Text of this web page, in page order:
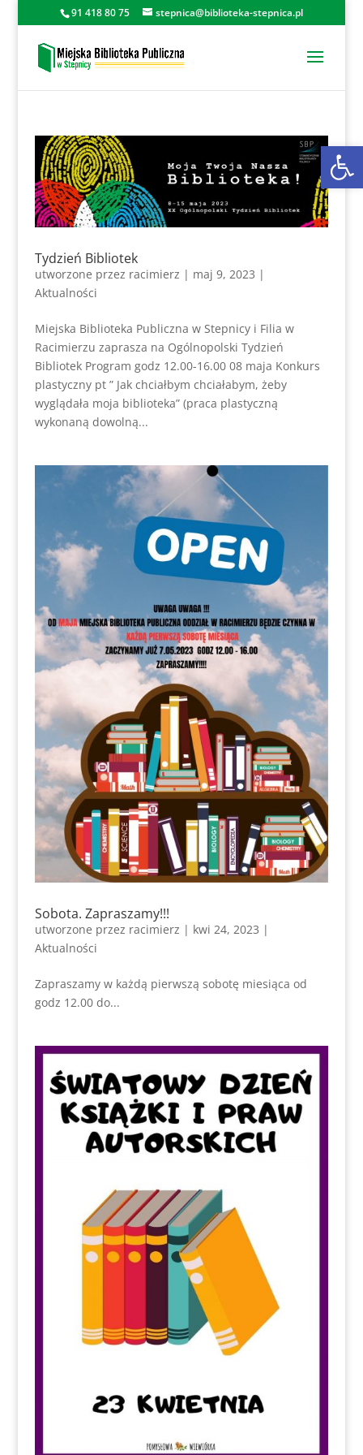
91 418 80 75 stepnica@biblioteka-stepnica.pl
Tydzień Bibliotek
utworzone przez racimierz | maj 9, 2023 |
Aktualności
Miejska Biblioteka Publiczna w Stepnicy i Filia w
Racimierzu zaprasza na Ogólnopolski Tydzień
Bibliotek Program godz 12.00-16.00 08 maja Konkurs
plastyczny pt ” Jak chciałbym chciałabym, żeby
wyglądała moja biblioteka” (praca plastyczną
wykonaną dowolną...
Sobota. Zapraszamy!!!
utworzone przez racimierz | kwi 24, 2023 |
Aktualności
Zapraszamy w każdą pierwszą sobotę miesiąca od
godz 12.00 do...